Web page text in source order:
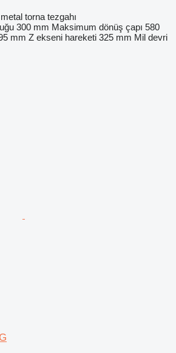
torna tezgahı
300 mm Maksimum dönüş çapı 580
mm Z ekseni hareketi 325 mm Mil devri